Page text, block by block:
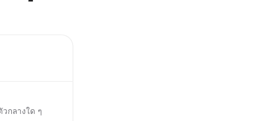
กลางใด ๆ